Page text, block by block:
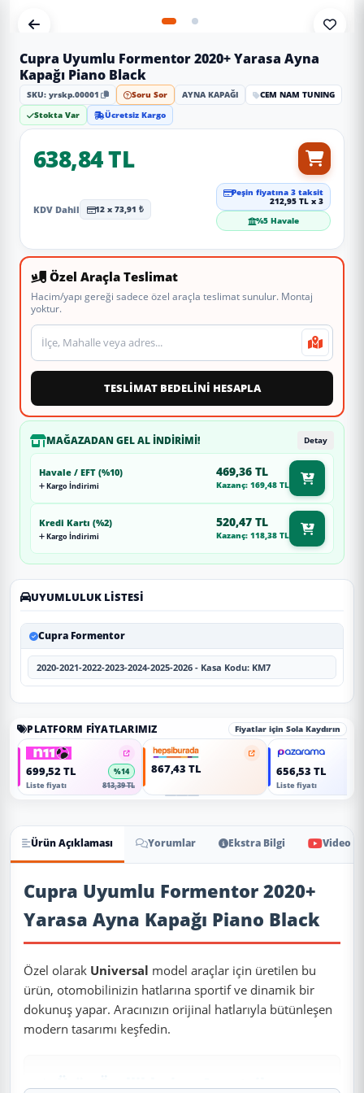
Cupra Uyumlu Formentor 2020+ Yarasa Ayna
Kapağı Piano Black
SKU: yrskp.00001 Soru Sor AYNA KAPAĞI
CEM NAM TUNING
Stokta Var
Ücretsiz Kargo
638,84 TL
KDV Dahil 12 x 73,91 ₺
Peşin fiyatına 3 taksit
212,95 TL x 3
%5 Havale
Özel Araçla Teslimat
Hacim/yapı gereği sadece özel araçla teslimat sunulur. Montaj
yoktur.
Teslimat veya montaj adresi
TESLİMAT BEDELİNİ HESAPLA
MAĞAZADAN GEL AL İNDIRIMI! Detay
Havale / EFT (%10)
Kargo İndirimi
469,36 TL
Kazanç: 169,48 TL
Kredi Kartı (%2)
Kargo İndirimi
520,47 TL
Kazanç: 118,38 TL
UYUMLULUK LISTESI
Cupra Formentor
2020-2021-2022-2023-2024-2025-2026 - Kasa Kodu: KM7
PLATFORM FIYATLARIMIZ Fiyatlar için Sola Kaydırın
699,52 TL
%14
Liste fiyatı
813,39 TL
867,43 TL 656,53 TL
Liste fiyatı
Ürün Açıklaması Yorumlar Ekstra Bilgi Video
Ürün Açıklaması
Cupra Uyumlu Formentor 2020+
Yarasa Ayna Kapağı Piano Black
Özel olarak Universal model araçlar için üretilen bu
ürün, otomobilinizin hatlarına sportif ve dinamik bir
dokunuş yapar. Aracınızın orijinal hatlarıyla bütünleşen
modern tasarımı keşfedin.
✨ Ürün Özellikleri ve Avantajları